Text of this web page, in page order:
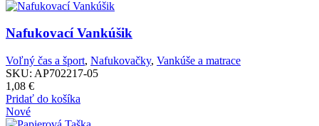
Poznámka:
Nafukovací Vankúšik
Voľný čas a šport, Nafukovačky, Vankúše a matrace
SKU: AP702217-05
1,08 €
Pridať do košíka
Nové